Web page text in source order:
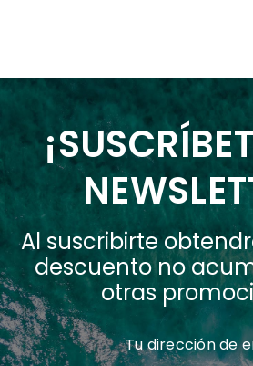
Al suscribirte
descuento no
otras